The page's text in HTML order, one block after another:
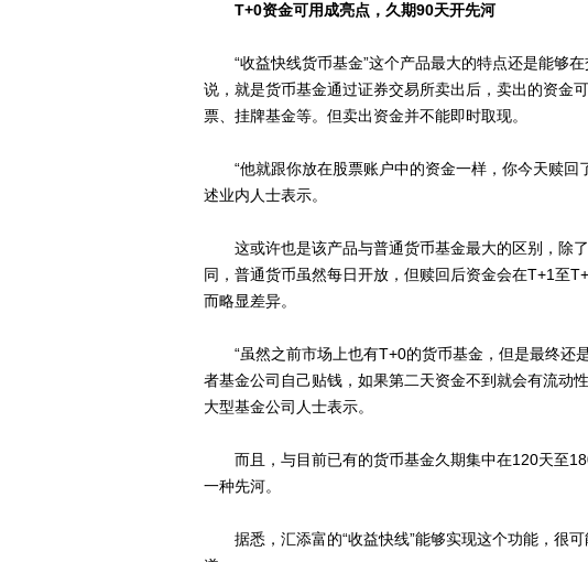
T+0资金可用成亮点， 久期90天开先河
“收益快线货币基金”这个产品最大的特点还是能够在
说，就是货币基金通过证券交易所卖出后，卖出的资金
票、挂牌基金等。但卖出资金并不能即时取现。
“他就跟你放在股票账户中的资金一样，你今天赎回
述业内人士表示。
这或许也是该产品与普通货币基金最大的区别，除
同，普通货币虽然每日开放，但赎回后资金会在T+1至
而略显差异。
“虽然之前市场上也有T+0的货币基金，但是最终还
者基金公司自己贴钱，如果第二天资金不到就会有流动
大型基金公司人士表示。
而且，与目前已有的货币基金久期集中在120天至
一种先河。
据悉，汇添富的“收益快线”能够实现这个功能，很可